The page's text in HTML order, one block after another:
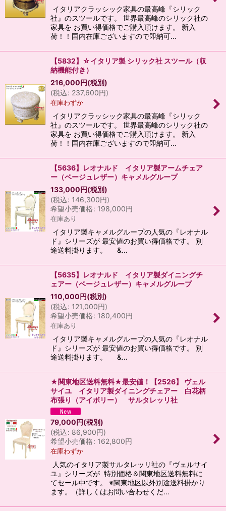
イタリアクラッシック家具の最高峰『シリック
社』のスツールです。 世界最高峰のシリック社の
家具を お買い得価格でご購入頂けます。 新入
荷！！国内在庫ございますので即納可…
【5832】☆イタリア製 シリック社 スツール（収
納機能付き）
216,000円(税別)
(税込: 237,600円)
在庫わずか
イタリアクラッシック家具の最高峰『シリック
社』のスツールです。 世界最高峰のシリック社の
家具を お買い得価格でご購入頂けます。 新入
荷！！国内在庫ございますので即納可…
【5636】レオナルド イタリア製アームチェア
ー（ベージュレザー）キャメルグループ
133,000円(税別)
(税込: 146,300円)
希望小売価格: 198,000円
在庫あり
イタリア製キャメルグループの人気の『レオナル
ド』シリーズが 最安値のお買い得価格です。 別
途送料掛ります。 &…
【5635】レオナルド イタリア製ダイニングチ
ェアー（ベージュレザー）キャメルグループ
110,000円(税別)
(税込: 121,000円)
希望小売価格: 180,400円
在庫あり
イタリア製キャメルグループの人気の『レオナル
ド』シリーズが 最安値のお買い得価格です。 別
途送料掛ります。 &…
★関東地区送料無料★最安値！【2526】 ヴェル
サイユ イタリア製ダイニングチェアー 白花柄
布張り（アイボリー） サルタレッリ社
79,000円(税別)
(税込: 86,900円)
希望小売価格: 162,800円
在庫わずか
人気のイタリア製サルタレッリ社の『ヴェルサイ
ユ』シリーズが 特別価格＆関東地区送料無料に
てセール中です。 ※関東地区以外別途送料掛かり
ます。（詳しくはお問い合わせくだ…